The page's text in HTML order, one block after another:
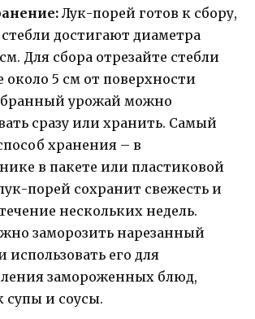
Лук-порей готов к сбору,
стебли достигают диаметра
Для сбора отрезайте стебли
около 5 см от поверхности
урожай можно
сразу или хранить. Самый
хранения – в
в пакете или пластиковой
порей сохранит свежесть и
нескольких недель.
заморозить нарезанный
использовать его для
замороженных блюд,
супы и соусы.